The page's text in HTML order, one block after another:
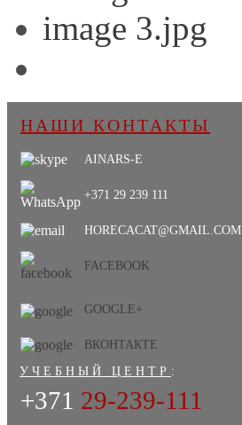
НАШИ КОНТАКТЫ
AINARS-E
+371 29 239 111
HORECACAT@GMAIL.COM
FACEBOOK
GOOGLE+
ВКОНТАКТЕ
УЧЕБНЫЙ ЦЕНТР :
+371 29-239-111